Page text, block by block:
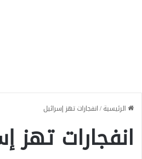
الرئيسية/انفجارات تهز إسرائيل
انفجارات تهز